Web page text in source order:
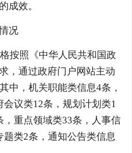
成效。
况
按照《中华人民共和国政
，通过政府门户网站主动
中，机关职能类信息4条，
议类12条，规划计划类1
，重点领域类33条，人事信
题类2条，通知公告类信息